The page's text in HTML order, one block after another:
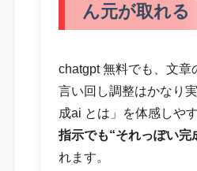
ん元が取れる
chatgpt 無料でも、文章
言い回し調整はかなり
成ai とは」を体感しや
指示でも“それっぽい完
れます。